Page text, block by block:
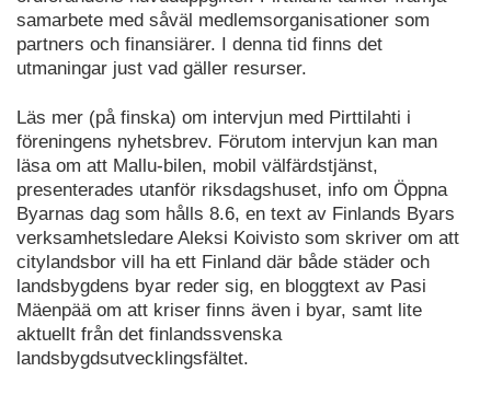
samarbete med såväl medlemsorganisationer som
partners och finansiärer. I denna tid finns det
utmaningar just vad gäller resurser.
Läs mer (på finska) om intervjun med Pirttilahti i
föreningens nyhetsbrev. Förutom intervjun kan man
läsa om att Mallu-bilen, mobil välfärdstjänst,
presenterades utanför riksdagshuset, info om Öppna
Byarnas dag som hålls 8.6, en text av Finlands Byars
verksamhetsledare Aleksi Koivisto som skriver om att
citylandsbor vill ha ett Finland där både städer och
landsbygdens byar reder sig, en bloggtext av Pasi
Mäenpää om att kriser finns även i byar, samt lite
aktuellt från det finlandssvenska
landsbygdsutvecklingsfältet.